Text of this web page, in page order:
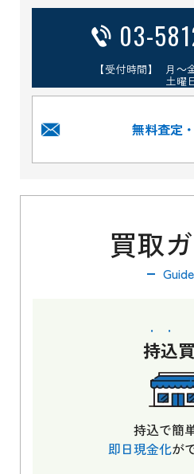
03-
【受付時間】 月～
土曜
無料査定
買取
Guide
持込
持込で簡
即日現金化が